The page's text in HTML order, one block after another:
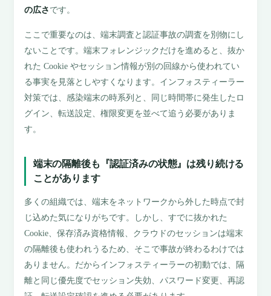
の広さ です。
ここで重要なのは、端末調査と認証事故の調査を別物にし
ないことです。端末フォレンジックだけを進めると、抜か
れた Cookie やセッション情報が別の回線から使われてい
る事実を見落としやすくなります。インフォスティーラー
対策では、感染端末の時系列と、同じ時間帯に発生したロ
グイン、転送設定、権限変更を並べて追う必要がありま
す。
端末の隔離後も『認証済みの状態』は残り続ける
ことがあります
多くの組織では、端末をネットワークから外した時点で封
じ込めた気になりがちです。しかし、すでに抜かれた
Cookie、保存済み資格情報、クラウドのセッションは端末
の隔離後も使われうるため、そこで事故が終わるわけでは
ありません。だからインフォスティーラーの初動では、隔
離と同じ優先度でセッション失効、パスワード変更、再認